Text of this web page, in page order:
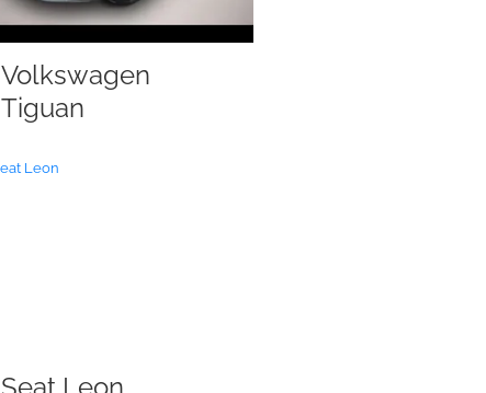
Volkswagen
Tiguan